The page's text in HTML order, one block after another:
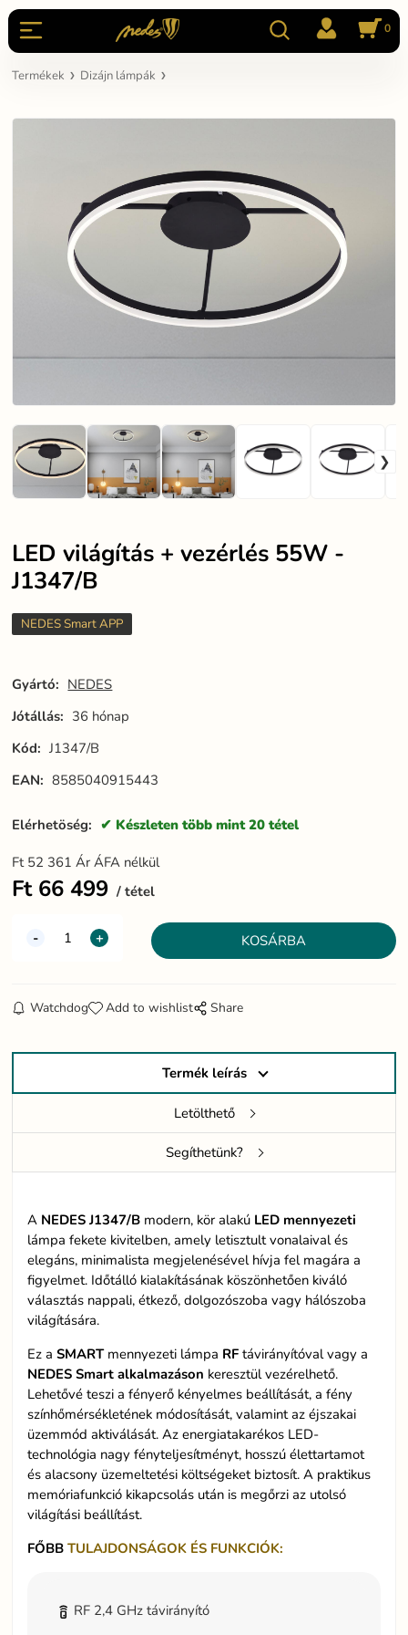
0
Termékek Dizájn lámpák
LED világítás + vezérlés 55W -
J1347/B
NEDES Smart APP
Gyártó: NEDES
Jótállás: 36 hónap
Kód: J1347/B
EAN: 8585040915443
Elérhetöség: Készleten több mint 20 tétel
Ft 52 361 Ár ÁFA nélkül
Ft 66 499 tétel
Watchdog Add to wishlist Share
Termék leírás
Letölthető
Segíthetünk?
A NEDES J1347/B modern, kör alakú LED mennyezeti
lámpa fekete kivitelben, amely letisztult vonalaival és
elegáns, minimalista megjelenésével hívja fel magára a
figyelmet. Időtálló kialakításának köszönhetően kiváló
választás nappali, étkező, dolgozószoba vagy hálószoba
világítására.
Ez aSMARTmennyezeti lámpa RF távirányítóval vagy a
NEDES Smart alkalmazáson keresztül vezérelhető.
Lehetővé teszi a fényerő kényelmes beállítását, a fény
színhőmérsékletének módosítását, valamint az éjszakai
üzemmód aktiválását. Az energiatakarékos LED-
technológia nagy fényteljesítményt, hosszú élettartamot
és alacsony üzemeltetési költségeket biztosít. A praktikus
memóriafunkció kikapcsolás után is megőrzi az utolsó
világítási beállítást.
FŐBB TULAJDONSÁGOK ÉS FUNKCIÓK:
RF 2,4 GHz távirányító